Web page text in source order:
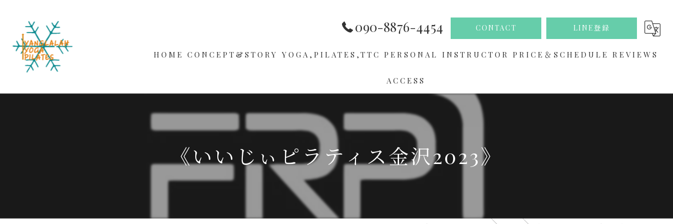
090-8876-4454 CONTACT LINE登録
HOME CONCEPT&STORY
BEGINNER
YOGA,PILATES,TTC
TTC
PERSONAL INSTRUCTOR PRICE＆SCHEDULE REVIEWS
ACCESS
《いいじぃピラティス金沢2023》